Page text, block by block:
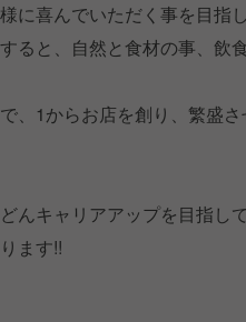
に喜んでいただく事を目指し
ると、自然と食材の事、飲
、1からお店を創り、繁盛
んキャリアアップを目指し
ます!!